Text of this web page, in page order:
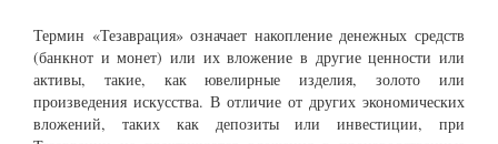
Термин «Тезаврация» означает накопление денежных средств
(банкнот и монет) или их вложение в другие ценности или
активы, такие, как ювелирные изделия, золото или
произведения искусства. В отличие от других экономических
вложений, таких как депозиты или инвестиции, при